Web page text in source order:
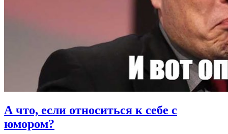
А что, если относиться к себе с
юмором?